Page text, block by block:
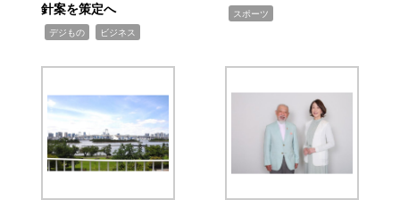
針案を策定へ
デジもの ビジネス
スポーツ